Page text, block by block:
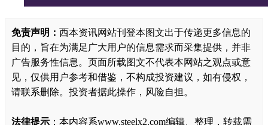
免责声明： 西本资讯网站刊登本图文出于传递更多信息的
目的，旨在为满足广大用户的信息需求而采集提供，并非
广告服务性信息。页面所载图文不代表本网站之观点或意
见，仅供用户参考和借鉴，不构成投资建议，如有侵权，
请联系删除。投资者据此操作，风险自担。
法律提示 ：本内容系www.steelx2.com编辑、整理，转载需